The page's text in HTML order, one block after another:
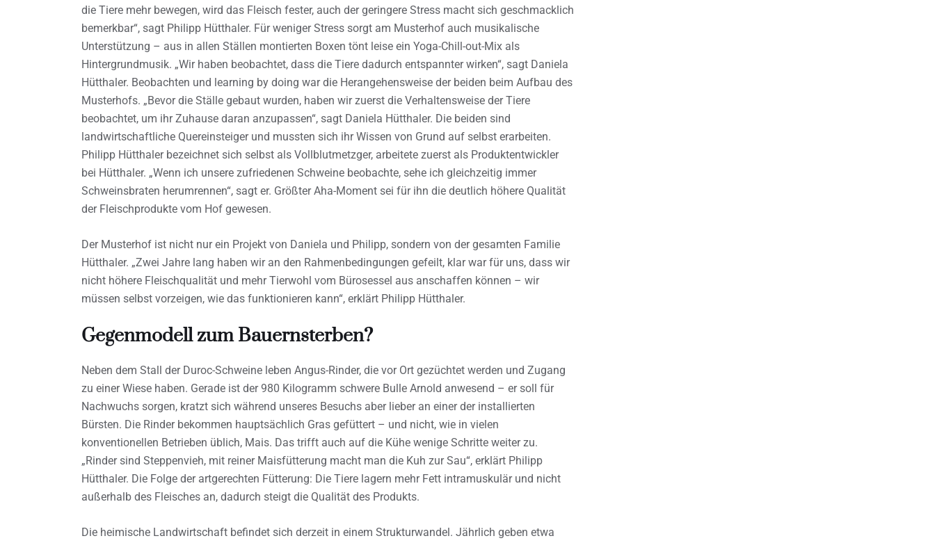
die Tiere mehr bewegen, wird das Fleisch fester, auch der geringere Stress macht sich geschmacklich
bemerkbar“, sagt Philipp Hütthaler. Für weniger Stress sorgt am Musterhof auch musikalische
Unterstützung – aus in allen Ställen montierten Boxen tönt leise ein Yoga-Chill-out-Mix als
Hintergrundmusik. „Wir haben beobachtet, dass die Tiere dadurch entspannter wirken“, sagt Daniela
Hütthaler. Beobachten und learning by doing war die Herangehensweise der beiden beim Aufbau des
Musterhofs. „Bevor die Ställe gebaut wurden, haben wir zuerst die Verhaltensweise der Tiere
beobachtet, um ihr Zuhause daran anzupassen“, sagt Daniela Hütthaler. Die beiden sind
landwirtschaftliche Quereinsteiger und mussten sich ihr Wissen von Grund auf selbst erarbeiten.
Philipp Hütthaler bezeichnet sich selbst als Vollblutmetzger, arbeitete zuerst als Produktentwickler
bei Hütthaler. „Wenn ich unsere zufriedenen Schweine beobachte, sehe ich gleichzeitig immer
Schweinsbraten herumrennen“, sagt er. Größter Aha-Moment sei für ihn die deutlich höhere Qualität
der Fleischprodukte vom Hof gewesen.
Der Musterhof ist nicht nur ein Projekt von Daniela und Philipp, sondern von der gesamten Familie
Hütthaler. „Zwei Jahre lang haben wir an den Rahmenbedingungen gefeilt, klar war für uns, dass wir
nicht höhere Fleischqualität und mehr Tierwohl vom Bürosessel aus anschaffen können – wir
müssen selbst vorzeigen, wie das funktionieren kann“, erklärt Philipp Hütthaler.
Gegenmodell zum Bauernsterben?
Neben dem Stall der Duroc-Schweine leben Angus-Rinder, die vor Ort gezüchtet werden und Zugang
zu einer Wiese haben. Gerade ist der 980 Kilogramm schwere Bulle Arnold anwesend – er soll für
Nachwuchs sorgen, kratzt sich während unseres Besuchs aber lieber an einer der installierten
Bürsten. Die Rinder bekommen hauptsächlich Gras gefüttert – und nicht, wie in vielen
konventionellen Betrieben üblich, Mais. Das trifft auch auf die Kühe wenige Schritte weiter zu.
„Rinder sind Steppenvieh, mit reiner Maisfütterung macht man die Kuh zur Sau“, erklärt Philipp
Hütthaler. Die Folge der artgerechten Fütterung: Die Tiere lagern mehr Fett intramuskulär und nicht
außerhalb des Fleisches an, dadurch steigt die Qualität des Produkts.
Die heimische Landwirtschaft befindet sich derzeit in einem Strukturwandel. Jährlich geben etwa